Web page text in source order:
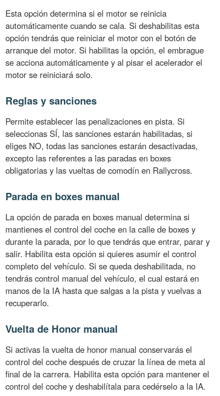
Esta opción determina si el motor se reinicia
automáticamente cuando se cala. Si deshabilitas esta
opción tendrás que reiniciar el motor con el botón de
arranque del motor. Si habilitas la opción, el embrague
se acciona automáticamente y al pisar el acelerador el
motor se reiniciará solo.
Reglas y sanciones
Permite establecer las penalizaciones en pista. Si
seleccionas SÍ, las sanciones estarán habilitadas, si
eliges NO, todas las sanciones estarán desactivadas,
excepto las referentes a las paradas en boxes
obligatorias y las vueltas de comodín en Rallycross.
Parada en boxes manual
La opción de parada en boxes manual determina si
mantienes el control del coche en la calle de boxes y
durante la parada, por lo que tendrás que entrar, parar y
salir. Habilita esta opción si quieres asumir el control
completo del vehículo. Si se queda deshabilitada, no
tendrás control manual del vehículo, el cual estará en
manos de la IA hasta que salgas a la pista y vuelvas a
recuperarlo.
Vuelta de Honor manual
Si activas la vuelta de honor manual conservarás el
control del coche después de cruzar la línea de meta al
final de la carrera. Habilita esta opción para mantener el
control del coche y deshabilítala para cedérselo a la IA.